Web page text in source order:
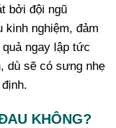
bởi đội ngũ
kinh nghiệm, đảm
ngay lập tức
dù sẽ có sưng nhẹ
KHÔNG?